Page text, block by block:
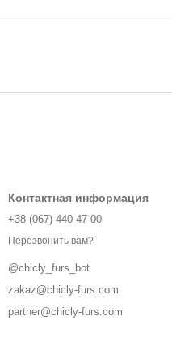
Контактная информация
+38 (067) 440 47 00
Перезвонить вам?
@chicly_furs_bot
zakaz@chicly-furs.com
partner@chicly-furs.com